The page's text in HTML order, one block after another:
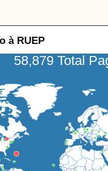
à RUEP
58,879 Total